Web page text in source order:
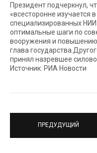
Президент подчеркнул,
«всесторонне изучается
специализированных
оптимальные шаги по
вооружения и
глава
принял назревшее
Источник: РИА Новости
ПРЕДУДУЩИЙ